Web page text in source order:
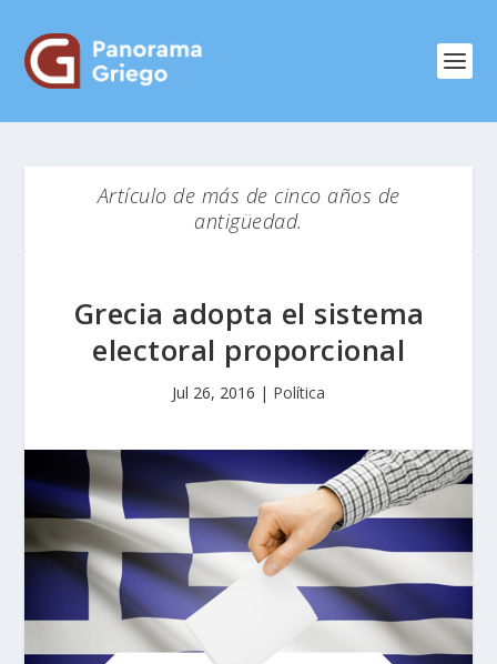
Artículo de más de cinco años de
antigüedad.
Grecia adopta el sistema
electoral proporcional
Jul 26, 2016 | Política